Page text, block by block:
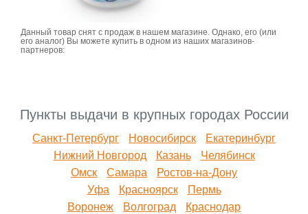
Данный товар снят с продаж в нашем магазине. Однако, его (или
его аналог) Вы можете купить в одном из наших магазинов-
партнеров:
Пункты выдачи в крупных городах России
Санкт-Петербург Новосибирск
Екатеринбург
Нижний Новгород
Казань
Челябинск
Омск
Самара
Ростов-на-Дону
Уфа
Красноярск
Пермь
Воронеж
Волгоград Краснодар